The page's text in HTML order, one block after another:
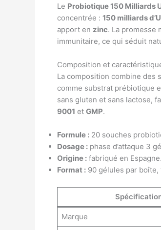
Le Probiotique 150 Milliards
concentrée : 150 milliards
apport en zinc. La promesse
immunitaire, ce qui séduit
Composition et
La composition combine des
comme substrat prébiotique
sans gluten et sans lactose,
9001 et GMP.
Formule : 20 souches
Dosage : phase d’attaque 3
Origine : fabriqué en Espagne.
Format : 90 gélules par
Marque